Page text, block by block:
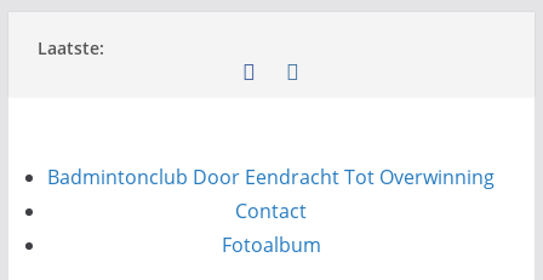
naar
Laatste:
Badmintonclub Door Eendracht Tot Overwinning
Contact
Fotoalbum